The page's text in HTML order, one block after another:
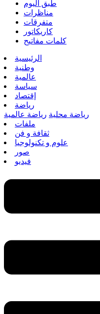
طبق اليوم
مناظرات
متفرقات
كاريكاتور
كلمات مفاتيح
الرئيسية
وطنية
عالمية
سياسة
إقتصاد
رياضة
رياضة محلية رياضة عالمية
ملفات
ثقافة و فن
علوم و تكنولوجيا
صور
فيديو